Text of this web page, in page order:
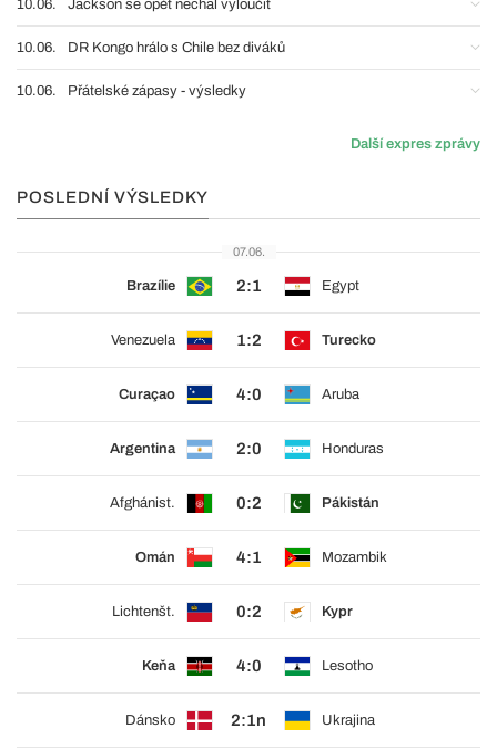
10.06. Jackson se opět nechal vyloučit
10.06. DR Kongo hrálo s Chile bez diváků
10.06. Přátelské zápasy - výsledky
Další expres zprávy
POSLEDNÍ VÝSLEDKY
07.06.
Brazílie 2:1 Egypt
Venezuela 1:2 Turecko
Curaçao 4:0 Aruba
Argentina 2:0 Honduras
Afghánist. 0:2 Pákistán
Omán 4:1 Mozambik
Lichtenšt. 0:2 Kypr
Keňa 4:0 Lesotho
Dánsko 2:1n Ukrajina